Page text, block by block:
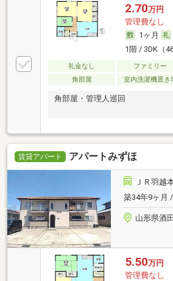
2.70万円
管理費なし
1ヶ月
1階 / 3DK（
礼金なし ファミリー
角部屋
室内洗濯機置き
角部屋・管理人巡回
賃貸アパート アパートみずほ
ＪＲ羽越
築34年9ヶ月
山形県酒
5.50万円
管理費なし